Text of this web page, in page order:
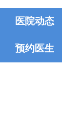
医院动态
预约医生